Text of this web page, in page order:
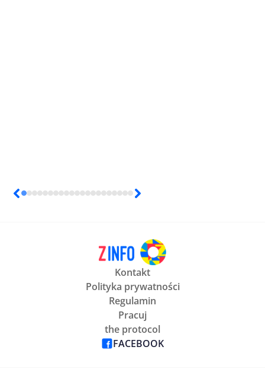
Kontakt
Polityka prywatności
Regulamin
Pracuj
the protocol
FACEBOOK